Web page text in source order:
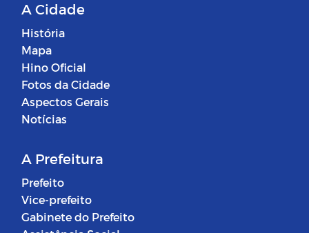
A Cidade
História
Mapa
Hino Oficial
Fotos da Cidade
Aspectos Gerais
Notícias
A Prefeitura
Prefeito
Vice-prefeito
Gabinete do Prefeito